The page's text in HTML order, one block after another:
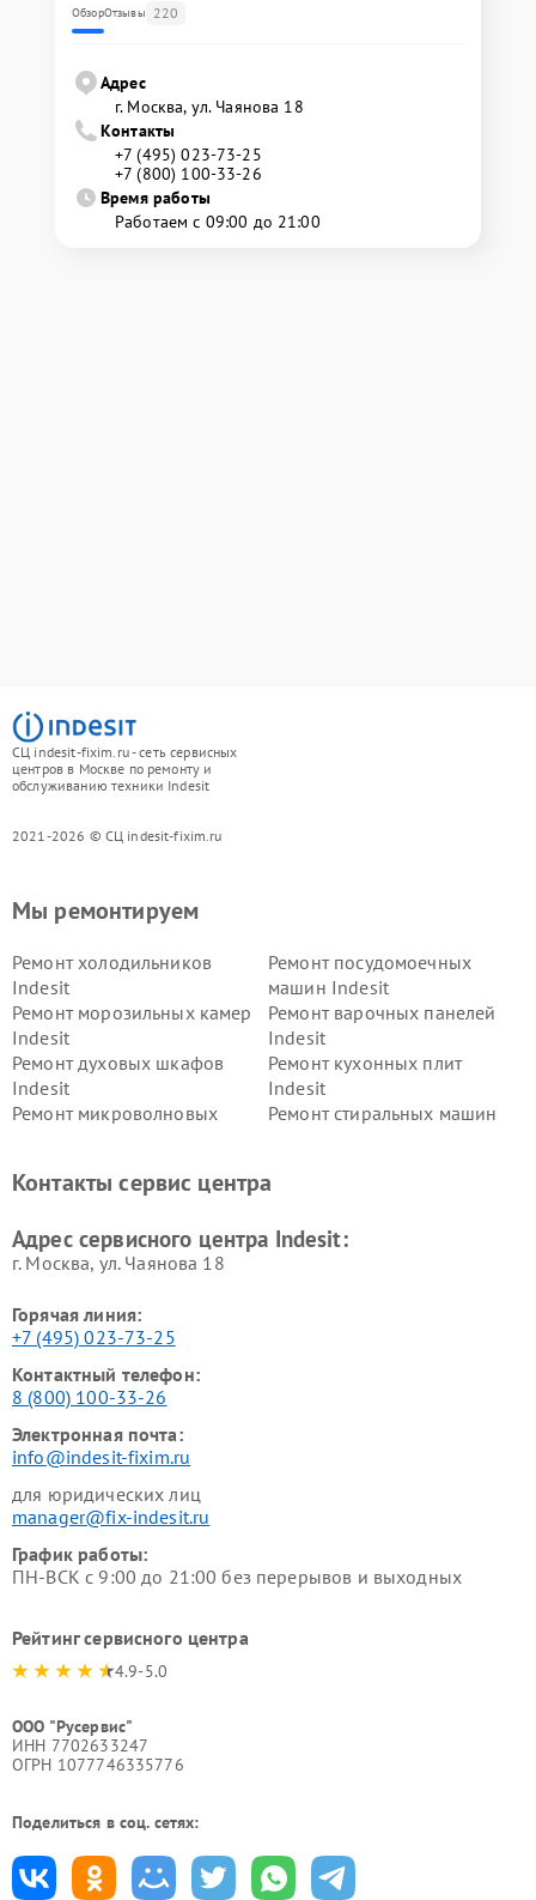
ОбзорОтзывы 220
Адрес
г. Москва, ул. Чаянова 18
Контакты
+7 (495) 023-73-25
+7 (800) 100-33-26
Время работы
Работаем с 09:00 до 21:00
СЦ indesit-fixim.ru - сеть сервисных
центров в Москве по ремонту и
обслуживанию техники Indesit
2021-2026 © СЦ indesit-fixim.ru
Мы ремонтируем
Ремонт холодильников
Indesit
Ремонт посудомоечных
машин Indesit
Ремонт морозильных камер
Indesit
Ремонт варочных панелей
Indesit
Ремонт духовых шкафов
Indesit
Ремонт кухонных плит
Indesit
Ремонт микроволновых
Ремонт стиральных машин
Indesit
Indesit
Контакты сервис центра
Адрес сервисного центра Indesit:
г. Москва, ул. Чаянова 18
Горячая линия:
+7 (495) 023-73-25
Контактный телефон:
8 (800) 100-33-26
Электронная почта:
info@indesit-fixim.ru
для юридических лиц
manager@fix-indesit.ru
График работы:
ПН-ВСК с 9:00 до 21:00 без перерывов и выходных
Рейтинг сервисного центра
4.9-5.0
ООО "Русервис"
ИНН 7702633247
ОГРН 1077746335776
Поделиться в соц. сетях: